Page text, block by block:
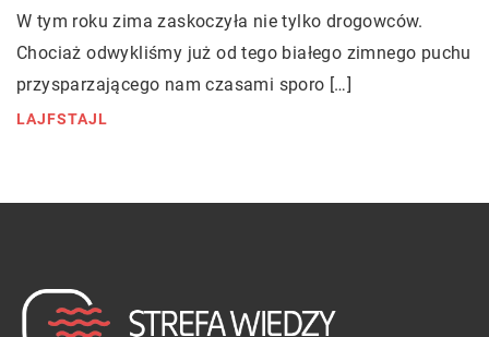
W tym roku zima zaskoczyła nie tylko drogowców.
Chociaż odwykliśmy już od tego białego zimnego puchu
przysparzającego nam czasami sporo […]
LAJFSTAJL